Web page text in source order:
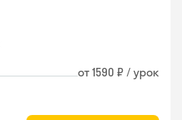
от 1590 ₽ / урок